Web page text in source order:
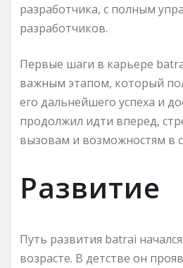
разработчика, с полным
разработчиков.
Первые шаги в карьере
важным этапом, который
его дальнейшего успеха и
продолжил идти вперед,
вызовам и возможностям в
Развитие
Путь развития batrai
возрасте. В детстве он